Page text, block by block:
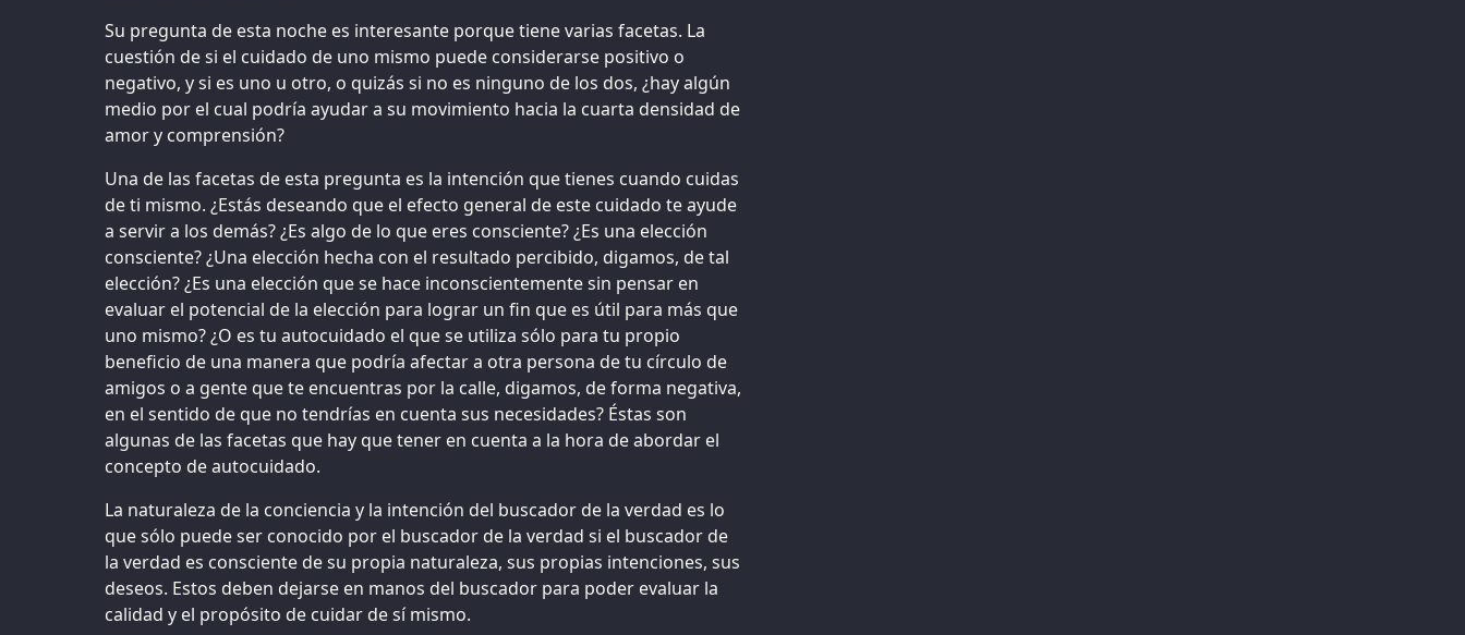
Su pregunta de esta noche es interesante porque tiene varias facetas. La
cuestión de si el cuidado de uno mismo puede considerarse positivo o
negativo, y si es uno u otro, o quizás si no es ninguno de los dos, ¿hay algún
medio por el cual podría ayudar a su movimiento hacia la cuarta densidad de
amor y comprensión?
Una de las facetas de esta pregunta es la intención que tienes cuando cuidas
de ti mismo. ¿Estás deseando que el efecto general de este cuidado te ayude
a servir a los demás? ¿Es algo de lo que eres consciente? ¿Es una elección
consciente? ¿Una elección hecha con el resultado percibido, digamos, de tal
elección? ¿Es una elección que se hace inconscientemente sin pensar en
evaluar el potencial de la elección para lograr un fin que es útil para más que
uno mismo? ¿O es tu autocuidado el que se utiliza sólo para tu propio
beneficio de una manera que podría afectar a otra persona de tu círculo de
amigos o a gente que te encuentras por la calle, digamos, de forma negativa,
en el sentido de que no tendrías en cuenta sus necesidades? Éstas son
algunas de las facetas que hay que tener en cuenta a la hora de abordar el
concepto de autocuidado.
La naturaleza de la conciencia y la intención del buscador de la verdad es lo
que sólo puede ser conocido por el buscador de la verdad si el buscador de
la verdad es consciente de su propia naturaleza, sus propias intenciones, sus
deseos. Estos deben dejarse en manos del buscador para poder evaluar la
calidad y el propósito de cuidar de sí mismo.